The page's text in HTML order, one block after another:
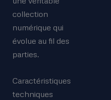
collection
numérique qui
évolue au fil des
parties.
Caractéristiques
techniques